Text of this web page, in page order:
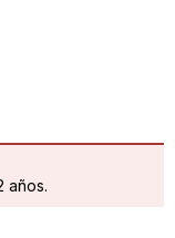
años.